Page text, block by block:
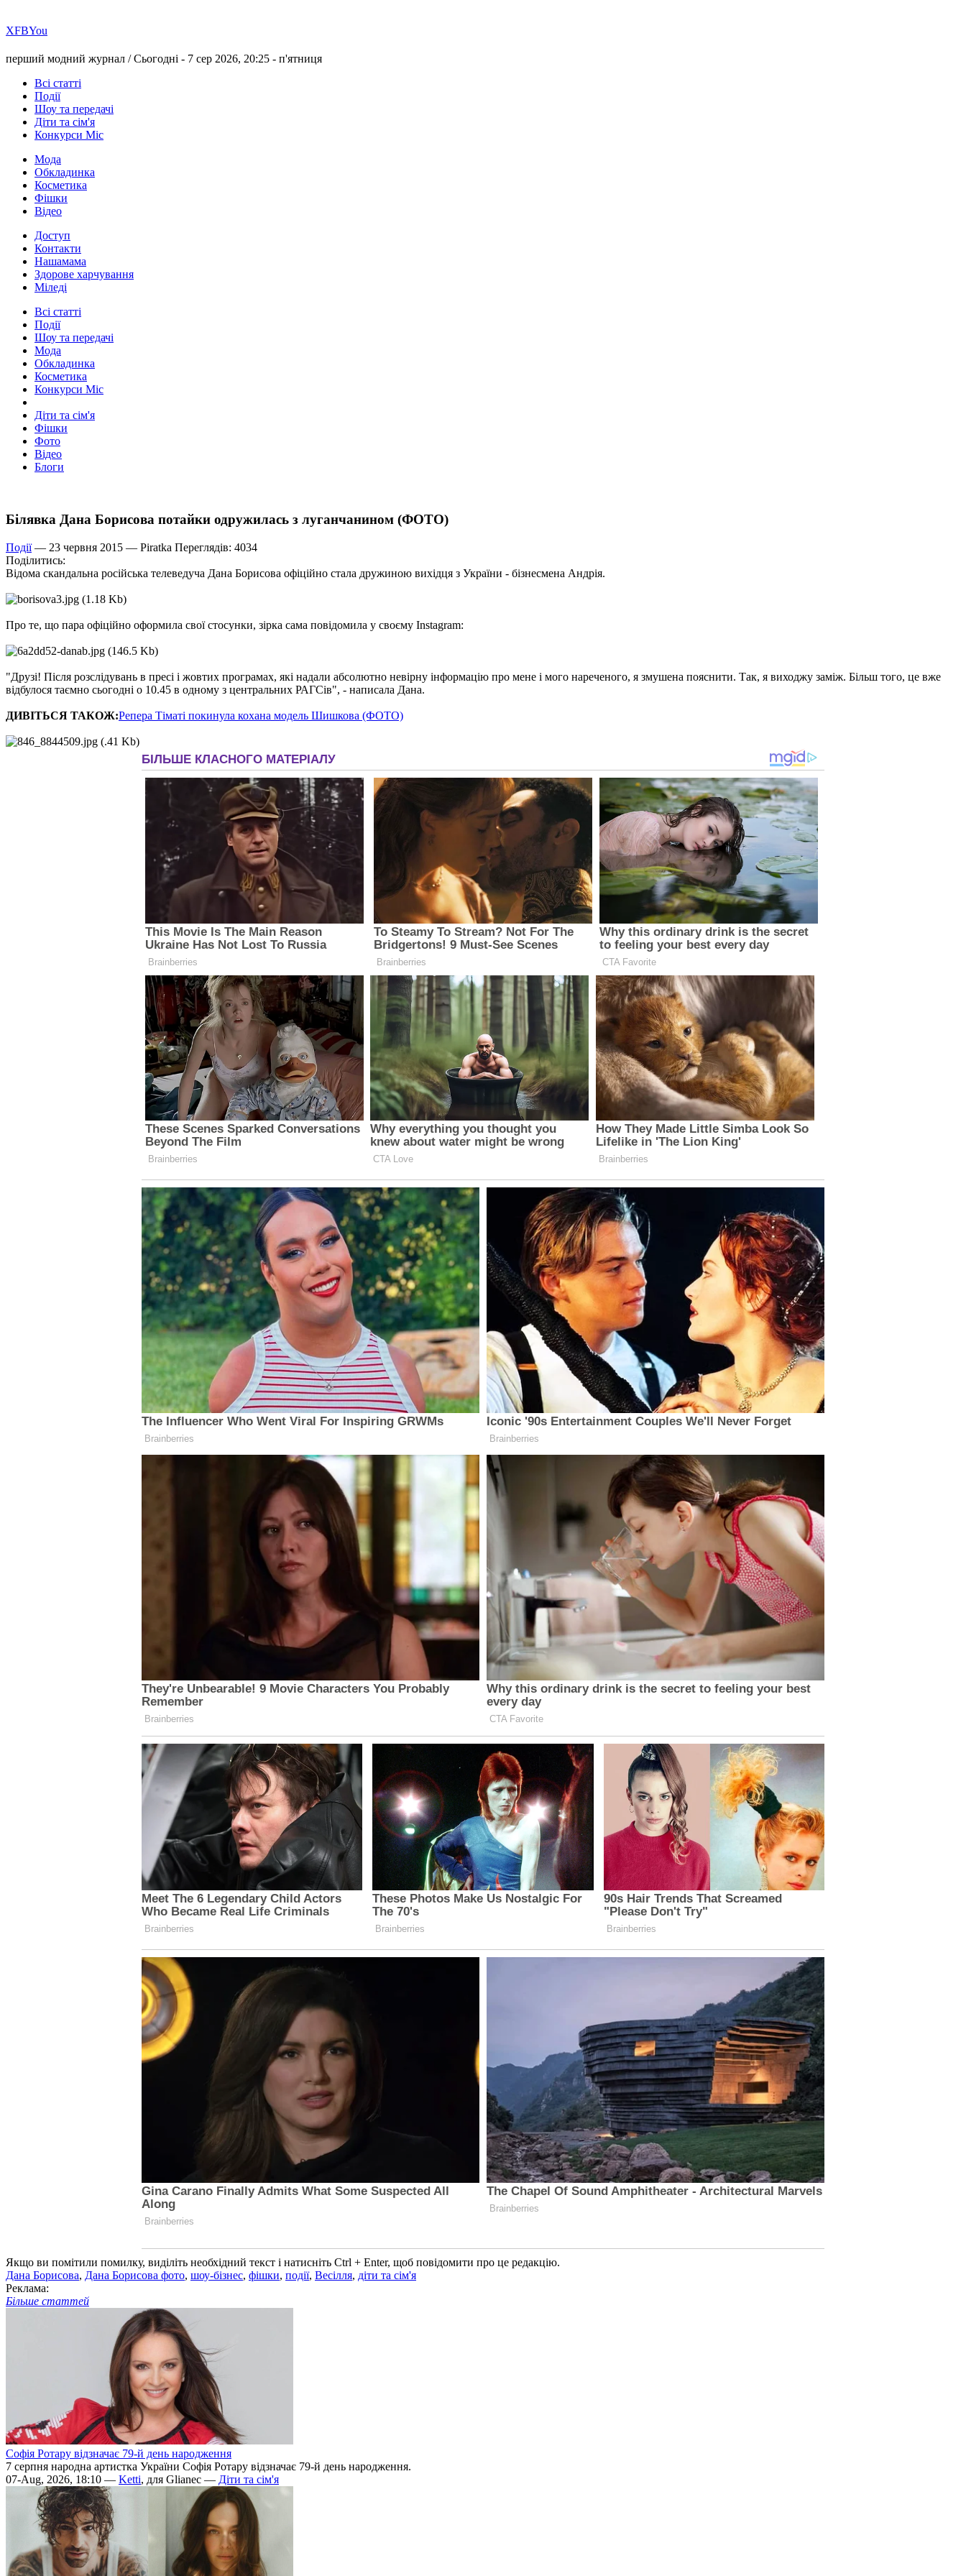
ХFBYou
перший модний журнал /Сьогодні - 7 сер 2026, 20:25 - п'ятниця
Всі статті
Події
Шоу та передачі
Діти та сім'я
Конкурси Міс
Мода
Обкладинка
Косметика
Фішки
Відео
Доступ
Контакти
Нашамама
Здорове харчування
Міледі
Всі статті
Події
Шоу та передачі
Мода
Обкладинка
Косметика
Конкурси Міс
Діти та сім'я
Фішки
Фото
Відео
Блоги
Білявка Дана Борисова потайки одружилась з луганчанином (ФОТО)
Події— 23 червня 2015 — Piratka Переглядів: 4034
Поділитись:
Відома скандальна російська телеведуча Дана Борисова офіційно стала дружиною вихідця з України - бізнесмена Андрія.
Про те, що пара офіційно оформила свої стосунки, зірка сама повідомила у своєму Instagram:
"Друзі! Після розслідувань в пресі і жовтих програмах, які надали абсолютно невірну інформацію про мене і мого нареченого, я змушена пояснити. Так, я виходжу заміж. Більш того, це вже
відбулося таємно сьогодні о 10.45 в одному з центральних РАГСів", - написала Дана.
ДИВІТЬСЯ ТАКОЖ:Репера Тіматі покинула кохана модель Шишкова (ФОТО)
Якщо ви помітили помилку, виділіть необхідний текст і натисніть Ctrl + Enter, щоб повідомити про це редакцію.
Дана Борисова, Дана Борисова фото, шоу-бізнес, фішки, події, Весілля, діти та сім'я
Реклама:
Більше статтей
Софія Ротару відзначає 79-й день народження
7 серпня народна артистка України Софія Ротару відзначає 79-й день народження.
07-Aug, 2026, 18:10 — Ketti, для Glianec — Діти та сім'я